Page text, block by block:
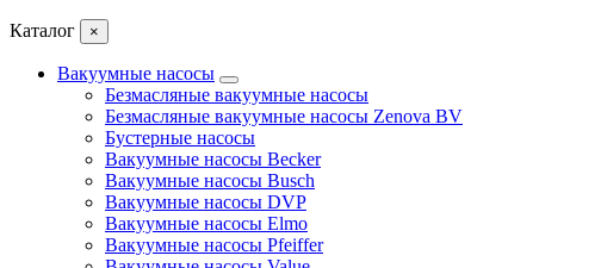
Каталог ×
Вакуумные насосы
Безмасляные вакуумные насосы
Безмасляные вакуумные насосы Zenova BV
Бустерные насосы
Вакуумные насосы Becker
Вакуумные насосы Busch
Вакуумные насосы DVP
Вакуумные насосы Elmo
Вакуумные насосы Pfeiffer